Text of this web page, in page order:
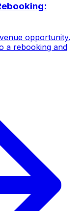
opportunity.
a rebooking and